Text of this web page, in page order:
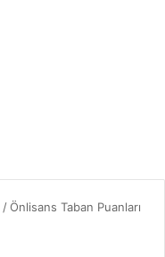
/Önlisans Taban Puanları